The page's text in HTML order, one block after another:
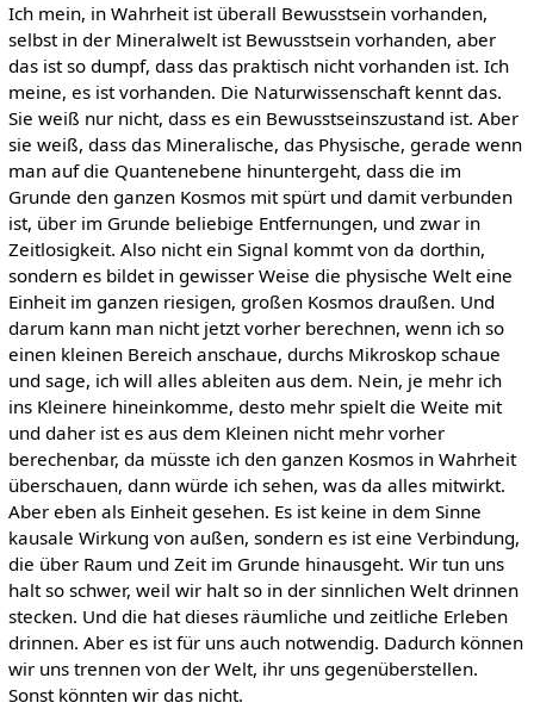
Ich mein, in Wahrheit ist überall Bewusstsein vorhanden,
selbst in der Mineralwelt ist Bewusstsein vorhanden, aber
das ist so dumpf, dass das praktisch nicht vorhanden ist. Ich
meine, es ist vorhanden. Die Naturwissenschaft kennt das.
Sie weiß nur nicht, dass es ein Bewusstseinszustand ist. Aber
sie weiß, dass das Mineralische, das Physische, gerade wenn
man auf die Quantenebene hinuntergeht, dass die im
Grunde den ganzen Kosmos mit spürt und damit verbunden
ist, über im Grunde beliebige Entfernungen, und zwar in
Zeitlosigkeit. Also nicht ein Signal kommt von da dorthin,
sondern es bildet in gewisser Weise die physische Welt eine
Einheit im ganzen riesigen, großen Kosmos draußen. Und
darum kann man nicht jetzt vorher berechnen, wenn ich so
einen kleinen Bereich anschaue, durchs Mikroskop schaue
und sage, ich will alles ableiten aus dem. Nein, je mehr ich
ins Kleinere hineinkomme, desto mehr spielt die Weite mit
und daher ist es aus dem Kleinen nicht mehr vorher
berechenbar, da müsste ich den ganzen Kosmos in Wahrheit
überschauen, dann würde ich sehen, was da alles mitwirkt.
Aber eben als Einheit gesehen. Es ist keine in dem Sinne
kausale Wirkung von außen, sondern es ist eine Verbindung,
die über Raum und Zeit im Grunde hinausgeht. Wir tun uns
halt so schwer, weil wir halt so in der sinnlichen Welt drinnen
stecken. Und die hat dieses räumliche und zeitliche Erleben
drinnen. Aber es ist für uns auch notwendig. Dadurch können
wir uns trennen von der Welt, ihr uns gegenüberstellen.
Sonst könnten wir das nicht.